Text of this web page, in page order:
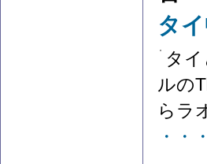
タ
タ
ルの
らラ
・・